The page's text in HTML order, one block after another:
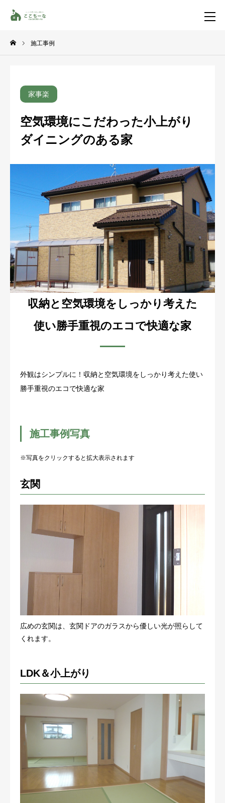
施工事例
家事楽
空気環境にこだわった小上がり
ダイニングのある家
収納と空気環境をしっかり考えた
使い勝手重視のエコで快適な家
外観はシンプルに！収納と空気環境をしっかり考えた使い
勝手重視のエコで快適な家
施工事例写真
※写真をクリックすると拡大表示されます
玄関
広めの玄関は、玄関ドアのガラスから優しい光が照らして
くれます。
LDK＆小上がり
TEL
LINE登録
HOME
特集コンテンツ
お客様の声
よくある質問
イベント情報
会社概要